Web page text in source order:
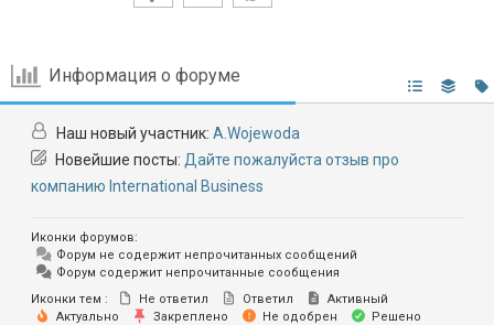
Информация о форуме
Наш новый участник: A.Wojewoda
Новейшие посты: Дайте пожалуйста отзыв про
компанию International Business
Иконки форумов:
Форум не содержит непрочитанных сообщений
Форум содержит непрочитанные сообщения
Иконки тем :
Не ответил Ответил
Активный
Актуально
Закреплено Не одобрен Решено